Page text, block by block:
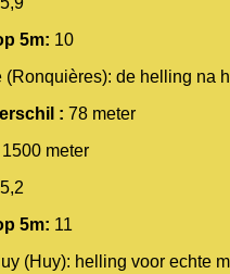
5m: 10
(Ronquières): de helling na
: 78 meter
1500 meter
5,2
5m: 11
(Huy): helling voor echte